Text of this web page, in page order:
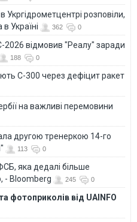
розповіли,
Україні
362 0
2026 відмовив "Реалу" заради
188 0
С-300 через дефіцит ракет
на важливі перемовини
другою тренеркою 14-го
113 0
яка дедалі більше
- Bloomberg
245 0
фотоприколів від UAINFO